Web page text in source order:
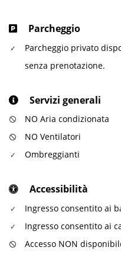
Parcheggio
Parcheggio privato
senza prenotazione.
Servizi generali
NO Aria condizionata
NO Ventilatori
Ombreggianti
Accessibilità
Ingresso consentito ai
Ingresso consentito ai
Accesso NON